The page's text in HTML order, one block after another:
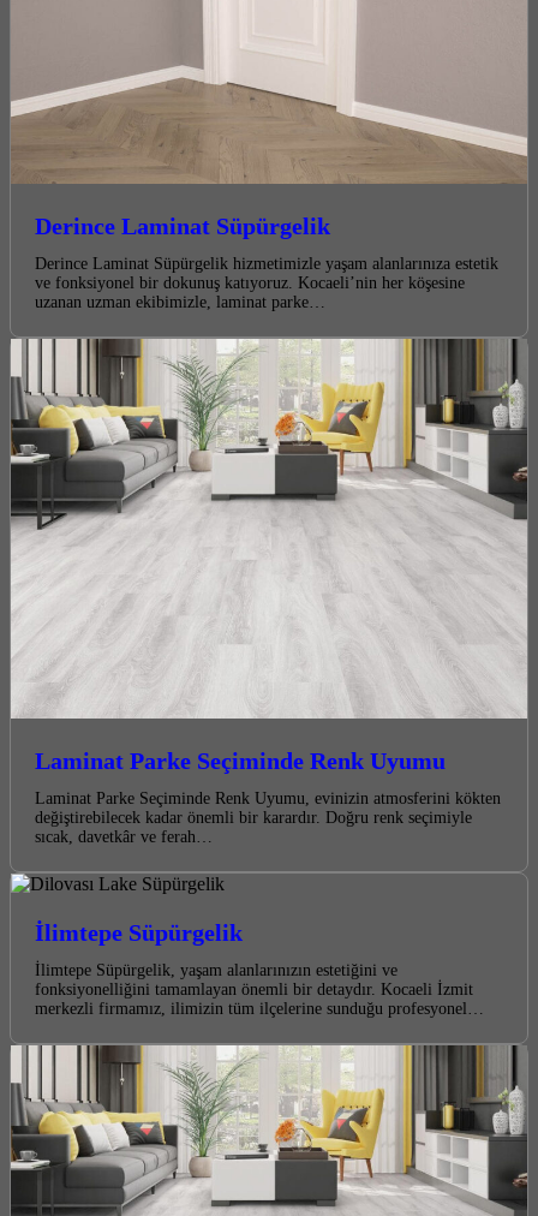
Derince Laminat Süpürgelik
Derince Laminat Süpürgelik hizmetimizle yaşam alanlarınıza estetik
ve fonksiyonel bir dokunuş katıyoruz. Kocaeli’nin her köşesine
uzanan uzman ekibimizle, laminat parke…
Laminat Parke Seçiminde Renk Uyumu
Laminat Parke Seçiminde Renk Uyumu, evinizin atmosferini kökten
değiştirebilecek kadar önemli bir karardır. Doğru renk seçimiyle
sıcak, davetkâr ve ferah…
İlimtepe Süpürgelik
İlimtepe Süpürgelik, yaşam alanlarınızın estetiğini ve
fonksiyonelliğini tamamlayan önemli bir detaydır. Kocaeli İzmit
merkezli firmamız, ilimizin tüm ilçelerine sunduğu profesyonel…